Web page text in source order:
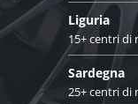
Liguria
15+ centri di
Sardegna
25+ centri di